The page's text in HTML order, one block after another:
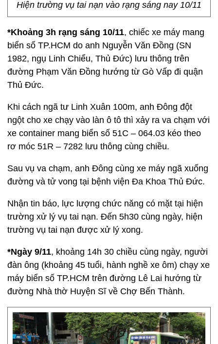
Hiện trường vụ tai nạn vào rạng sáng nay 10/11
*Khoảng 3h rạng sáng 10/11, chiếc xe máy mang
biển số TP.HCM do anh Nguyễn Văn Đồng (SN
1982, ngụ Linh Chiểu, Thủ Đức) lưu thông trên
đường Phạm Văn Đồng hướng từ Gò Vấp đi quận
Thủ Đức.
Khi cách ngã tư Linh Xuân 100m, anh Đông đột
ngột cho xe chạy vào làn ô tô thì xảy ra va chạm với
xe container mang biển số 51C – 064.03 kéo theo
rơ móc 51R – 7282 lưu thông cùng chiều.
Sau vụ va chạm, anh Đông cùng xe máy ngã xuống
đường và tử vong tại bệnh viện Đa Khoa Thủ Đức.
Nhận tin báo, lực lượng chức năng có mặt tại hiện
trường xử lý vụ tai nạn. Đến 5h30 cùng ngày, hiện
trường vụ tai nạn được xử lý xong.
*Ngày 9/11, khoảng 14h 30 chiều cùng ngày, người
đàn ông (khoảng 45 tuổi, hành nghề xe ôm) chạy xe
máy biển số TP.HCM trên đường Lê Lai hướng từ
đường Nhà thờ Huyện Sĩ về Chợ Bến Thành.